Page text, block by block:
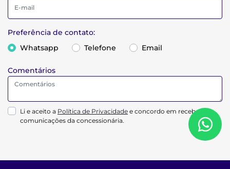
Preferência de contato:
Whatsapp
Telefone Email
Comentários
Li e aceito a Política de Privacidade e concordo em receber
comunicações da concessionária.